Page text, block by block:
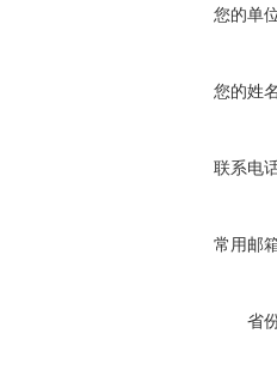
您的单
您的姓
联系电
常用邮
省